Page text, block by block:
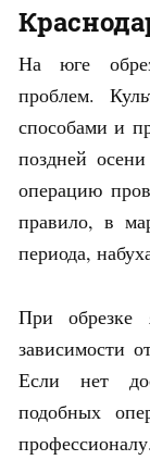
На юге
проблем.
способами и
поздней
операцию
правило, в
периода,
При обрезке
зависимости
Если нет
подобных